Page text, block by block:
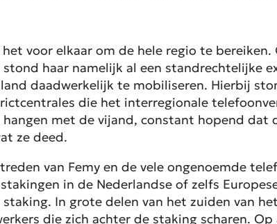
voor elkaar om de hele regio te
haar namelijk al een standrechtelijke
daadwerkelijk te mobiliseren. Hierbij
die het interregionale
met de vijand, constant hopend
ze deed.
van Femy en de vele ongenoemde
in de Nederlandse of zelfs
In grote delen van het zuiden van
die zich achter de staking scharen.